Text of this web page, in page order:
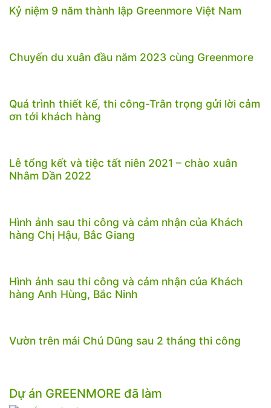
Kỷ niệm 9 năm thành lập Greenmore Việt Nam
Chuyến du xuân đầu năm 2023 cùng Greenmore
Quá trình thiết kế, thi công-Trân trọng gửi lời cảm
ơn tới khách hàng
Lễ tổng kết và tiệc tất niên 2021 – chào xuân
Nhâm Dần 2022
Hình ảnh sau thi công và cảm nhận của Khách
hàng Chị Hậu, Bắc Giang
Hình ảnh sau thi công và cảm nhận của Khách
hàng Anh Hùng, Bắc Ninh
Vườn trên mái Chú Dũng sau 2 tháng thi công
Dự án GREENMORE đã làm